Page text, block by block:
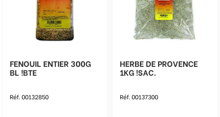
FENOUIL ENTIER 300G
BL !BTE
Réf. 00132850
HERBE DE PROVENCE
1KG !SAC.
Réf. 00137300